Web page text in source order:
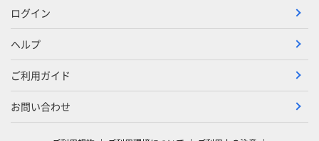
ログイン
ヘルプ
ご利用ガイド
お問い合わせ